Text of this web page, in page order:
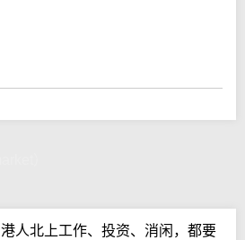
港人北上工作、投资、消闲，都要